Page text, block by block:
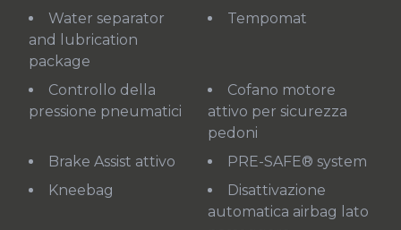
Water separator
and lubrication
package
Tempomat
Controllo della
pressione pneumatici
cofano motore
attivo per sicurezza
pedoni
Brake Assist attivo
PRE-SAFE® system
Kneebag
Disattivazione
automatica airbag lato